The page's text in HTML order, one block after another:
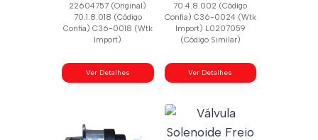
22604757 (Original)
70.1.8.018 (Código
Confia) C36-0018 (Wtk
Import)
Ver Detalhes
70.4.8.002 (Código
Confia) C36-0024 (Wtk
Import) L0207059
(Código Similar)
Ver Detalhes